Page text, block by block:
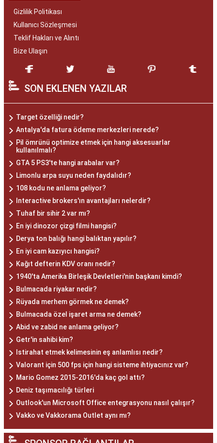
Gizlilik Politikası
Kullanıcı Sözleşmesi
Teklif Hakları ve Alıntı
Bize Ulaşın
SON EKLENEN YAZILAR
Target özelliği nedir?
Antalya'da fatura ödeme merkezleri nerede?
Pil ömrünü optimize etmek için hangi aksesuarlar
kullanılmalı?
GTA 5 PS3'te hangi arabalar var?
Limonlu arpa suyu neden faydalıdır?
108 kodu ne anlama geliyor?
Interactive brokers'ın avantajları nelerdir?
Tuhaf bir sihir 2 var mı?
En iyi dinozor çizgi filmi hangisi?
Derya ton balığı hangi balıktan yapılır?
En iyi cam kazıyıcı hangisi?
Kağıt defterin KDV oranı nedir?
1940'ta Amerika Birleşik Devletleri'nin başkanı kimdi?
Bulmacada riyakar nedir?
Rüyada merhem görmek ne demek?
Bulmacada özel işaret arma ne demek?
Abid ve zabid ne anlama geliyor?
Getr'in sahibi kim?
Istirahat etmek kelimesinin eş anlamlısı nedir?
Valorant için 500 fps için hangi sisteme ihtiyacınız var?
Mario Gomez 2015-2016'da kaç gol attı?
Deniz taşımacılığı türleri
Outlook'un Microsoft Office entegrasyonu nasıl çalışır?
Vakko ve Vakkorama Outlet aynı mı?